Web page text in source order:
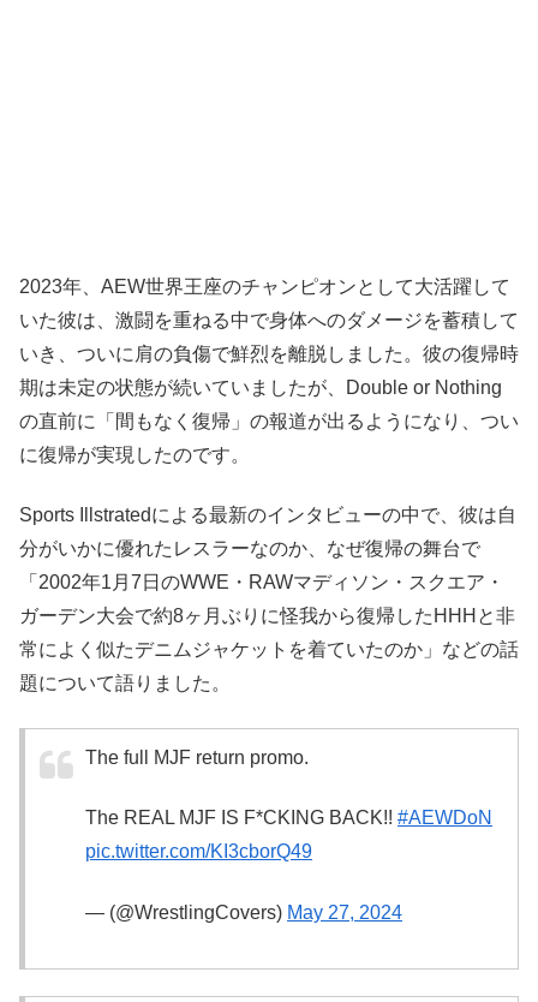
2023年、AEW世界王座のチャンピオンとして大活躍して
いた彼は、激闘を重ねる中で身体へのダメージを蓄積して
いき、ついに肩の負傷で鮮烈を離脱しました。彼の復帰時
期は未定の状態が続いていましたが、Double or Nothing
の直前に「間もなく復帰」の報道が出るようになり、つい
に復帰が実現したのです。
Sports Illstratedによる最新のインタビューの中で、彼は自
分がいかに優れたレスラーなのか、なぜ復帰の舞台で
「2002年1月7日のWWE・RAWマディソン・スクエア・
ガーデン大会で約8ヶ月ぶりに怪我から復帰したHHHと非
常によく似たデニムジャケットを着ていたのか」などの話
題について語りました。
The full MJF return promo.
The REAL MJF IS F*CKING BACK!! #AEWDoN
pic.twitter.com/KI3cborQ49
— (@WrestlingCovers) May 27, 2024